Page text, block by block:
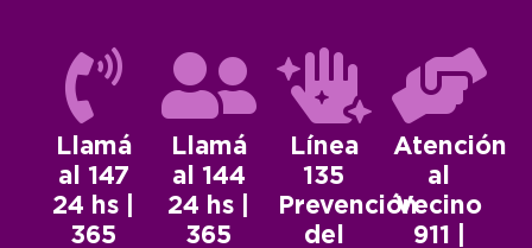
Llamá
al 147
24 hs |
365
Llamá
al 144
24 hs |
365
Línea
135
Prevención
del
Atención
al
Vecino
911 |